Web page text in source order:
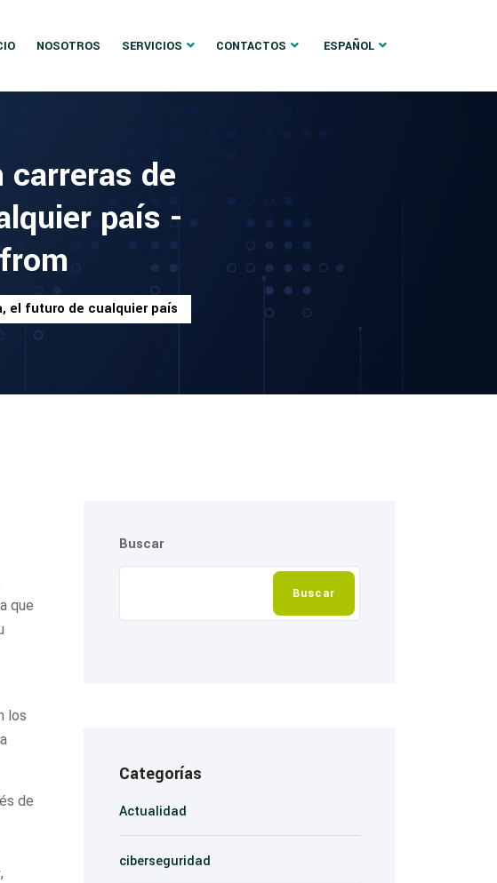
NOSOTROS SERVICIOS CONTACTOS ESPAÑOL
de
país -
el futuro de cualquier país
que
los
de
Buscar
Buscar
Categorías
Actualidad
ciberseguridad